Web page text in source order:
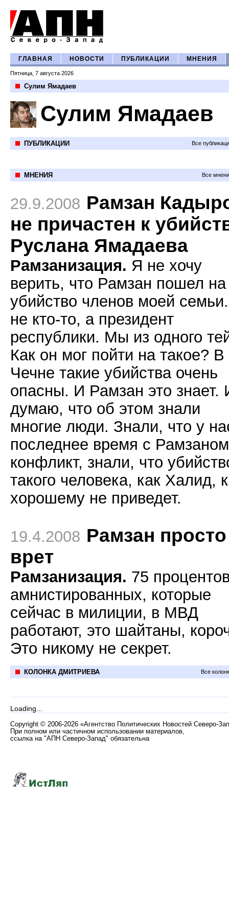
ГЛАВНАЯ НОВОСТИ ПУБЛИКАЦИИ МНЕНИЯ
Пятница, 7 августа 2026
Сулим Ямадаев
Сулим Ямадаев
ПУБЛИКАЦИИ Все
МНЕНИЯ Все
29.9.2008 Рамзан
не причастен к
Руслана Ямадаева
Рамзанизация. Я не хочу
верить, что Рамзан пошел на
убийство членов моей
не кто-то, а президент
республики. Мы из одного
Как он мог пойти на такое? В
Чечне такие убийства очень
опасны. И Рамзан это знает.
думаю, что об этом знали
многие люди. Знали, что у
последнее время с Рамзаном
конфликт, знали, что
такого человека, как Халид, к
хорошему не приведет.
19.4.2008 Рамзан просто
врет
Рамзанизация. 75
амнистированных, которые
сейчас в милиции, в МВД
работают, это шайтаны,
Это никому не секрет.
КОЛОНКА ДМИТРИЕВА Все
Loading...
Copyright © 2006-2026 «Агентство Политических Новостей Северо-
При полном или частичном использовании материалов,
ссылка на "АПН Северо-Запад" обязательна